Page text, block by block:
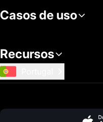
Casos de uso
Recursos